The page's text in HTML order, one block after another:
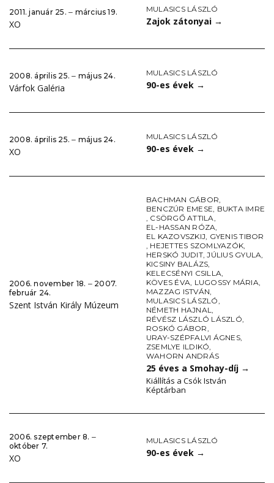
2011. január 25. ‒ március 19.
XO
MULASICS LÁSZLÓ
Zajok zátonyai →
2008. április 25. ‒ május 24.
Várfok Galéria
MULASICS LÁSZLÓ
90-es évek →
2008. április 25. ‒ május 24.
XO
MULASICS LÁSZLÓ
90-es évek →
2006. november 18. ‒ 2007.
február 24.
Szent István Király Múzeum
BACHMAN GÁBOR,
BENCZÚR EMESE, BUKTA IMRE
, CSÖRGŐ ATTILA,
EL-HASSAN RÓZA,
EL KAZOVSZKIJ, GYENIS TIBOR
, HEJETTES SZOMLYAZÓK,
HERSKÓ JUDIT,JÚLIUS GYULA,
KICSINY BALÁZS,
KELECSÉNYI CSILLA,
KÖVES ÉVA, LUGOSSY MÁRIA,
MAZZAG ISTVÁN,
MULASICS LÁSZLÓ,
NÉMETH HAJNAL,
RÉVÉSZ LÁSZLÓ LÁSZLÓ,
ROSKÓ GÁBOR,
URAY-SZÉPFALVI ÁGNES,
ZSEMLYE ILDIKÓ,
WAHORN ANDRÁS
25 éves a Smohay-díj →
Kiállítás a Csók István
Képtárban
2006. szeptember 8. ‒
október 7.
XO
MULASICS LÁSZLÓ
90-es évek →